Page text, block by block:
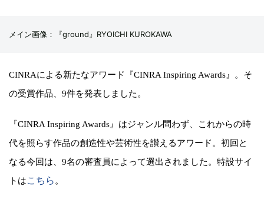
メイン画像：『ground』RYOICHI KUROKAWA
CINRAによる新たなアワード『CINRA Inspiring Awards』。そ
の受賞作品、9件を発表しました。
『CINRA Inspiring Awards』はジャンル問わず、これからの時
代を照らす作品の創造性や芸術性を讃えるアワード。初回と
なる今回は、9名の審査員によって選出されました。特設サイ
トはこちら 。